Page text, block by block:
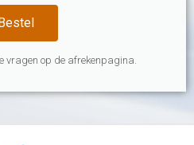
vragen op de afrekenpagina.